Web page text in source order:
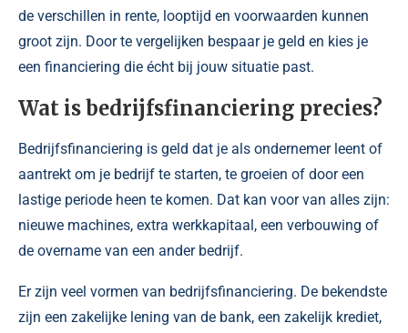
de verschillen in rente, looptijd en voorwaarden kunnen
groot zijn. Door te vergelijken bespaar je geld en kies je
een financiering die écht bij jouw situatie past.
Wat is bedrijfsfinanciering precies?
Bedrijfsfinanciering is geld dat je als ondernemer leent of
aantrekt om je bedrijf te starten, te groeien of door een
lastige periode heen te komen. Dat kan voor van alles zijn:
nieuwe machines, extra werkkapitaal, een verbouwing of
de overname van een ander bedrijf.
Er zijn veel vormen van bedrijfsfinanciering. De bekendste
zijn een zakelijke lening van de bank, een zakelijk krediet,